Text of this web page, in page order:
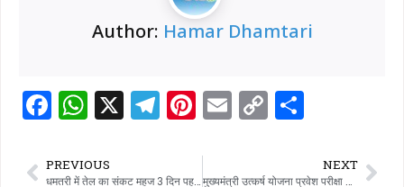
Author: Hamar Dhamtari
F
c
W
at
X T Pi
te
E C
ar
PREVIOUS
धमतरी में तेल का संकट महज 3 दिन पहले शुरू,लेकिन मदिरा संकट को 3 सप्ताह…
NEXT
मुख्यमंत्री उत्कर्ष योजना प्रवेश परीक्षा 26 जुलाई को